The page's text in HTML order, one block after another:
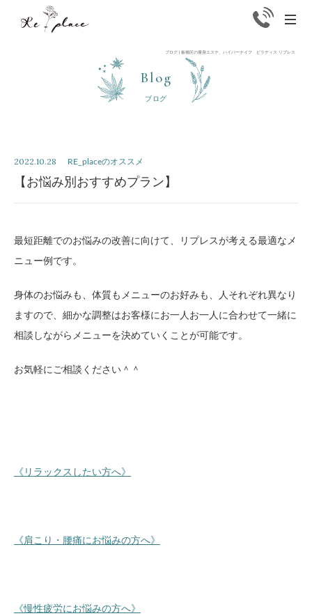
ブログ | 板橋区の痩身エステ、ハイパーナイフ ピラティス リプレス
Blog
ブログ
2022.10.28 RE_placeのオススメ
【お悩み別おすすめプラン】
最短距離でのお悩みの改善に向けて、リプレスが考える最適なメ
ニュー例です。
身体のお悩みも、体質もメニューのお好みも、人それぞれ異なり
ますので、細かな調整はお客様にお一人お一人に合わせて一緒に
相談しながらメニューを決めていくことが可能です。
お気軽にご相談ください＾＾
《リラックスしたい方へ》
《肩こり・腰痛にお悩みの方へ》
《慢性疲労にお悩みの方へ》